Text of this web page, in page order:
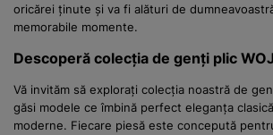
oricărei ținute și va fi alături de
memorabile momente.
Descoperă colecția de genți plic
Vă invităm să explorați colecția noastră de
găsi modele ce îmbină perfect eleganța
moderne. Fiecare piesă este concepută